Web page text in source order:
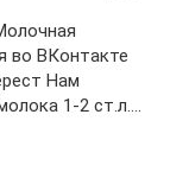
во ВКонтакте
Нам
1-2 ст.л….